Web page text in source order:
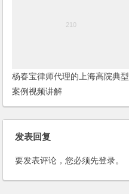
杨春宝律师代理的上海高院典型
案例视频讲解
发表回复
要发表评论，您必须先登录。